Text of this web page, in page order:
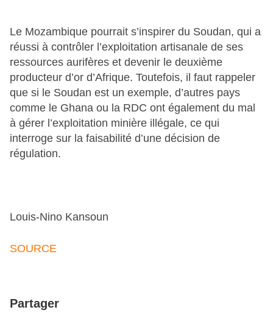
Le Mozambique pourrait s’inspirer du Soudan, qui a
réussi à contrôler l’exploitation artisanale de ses
ressources aurifères et devenir le deuxième
producteur d’or d’Afrique. Toutefois, il faut rappeler
que si le Soudan est un exemple, d’autres pays
comme le Ghana ou la RDC ont également du mal
à gérer l’exploitation minière illégale, ce qui
interroge sur la faisabilité d’une décision de
régulation.
Louis-Nino Kansoun
SOURCE
Partager